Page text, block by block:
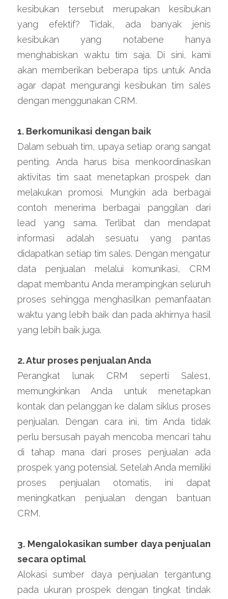
kesibukan tersebut merupakan kesibukan
yang efektif? Tidak, ada banyak jenis
kesibukan yang notabene hanya
menghabiskan waktu tim saja. Di sini, kami
akan memberikan beberapa tips untuk Anda
agar dapat mengurangi kesibukan tim sales
dengan menggunakan CRM.
1. Berkomunikasi dengan baik
Dalam sebuah tim, upaya setiap orang sangat
penting. Anda harus bisa menkoordinasikan
aktivitas tim saat menetapkan prospek dan
melakukan promosi. Mungkin ada berbagai
contoh menerima berbagai panggilan dari
lead yang sama. Terlibat dan mendapat
informasi adalah sesuatu yang pantas
didapatkan setiap tim sales. Dengan mengatur
data penjualan melalui komunikasi, CRM
dapat membantu Anda merampingkan seluruh
proses sehingga menghasilkan pemanfaatan
waktu yang lebih baik dan pada akhirnya hasil
yang lebih baik juga.
2. Atur proses penjualan Anda
Perangkat lunak CRM seperti Sales1,
memungkinkan Anda untuk menetapkan
kontak dan pelanggan ke dalam siklus proses
penjualan. Dengan cara ini, tim Anda tidak
perlu bersusah payah mencoba mencari tahu
di tahap mana dari proses penjualan ada
prospek yang potensial. Setelah Anda memiliki
proses penjualan otomatis, ini dapat
meningkatkan penjualan dengan bantuan
CRM.
3. Mengalokasikan sumber daya penjualan
secara optimal
Alokasi sumber daya penjualan tergantung
pada ukuran prospek dengan tingkat tindak